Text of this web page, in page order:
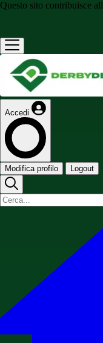
Questo sito contribuisce
Accedi
Modifica profilo Logout